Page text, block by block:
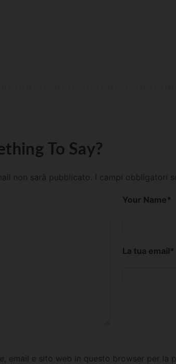
To Say?
non sarà pubblicato. I campi obbligatori
Your Name*
La tua email*
email e sito web in questo browser per la